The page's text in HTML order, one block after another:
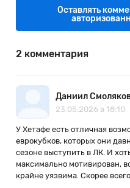
Оставлять
2 комментария
Даниил
23.05.2026 в 18:10
У Хетафе есть отличная
еврокубков, которых они
сезоне выступить в ЛК. И
максимально мотивирован,
крайне уязвима. Скорее